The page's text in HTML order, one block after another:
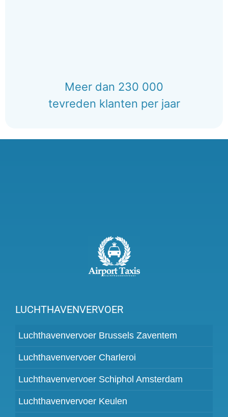
Meer dan 230 000
tevreden klanten per jaar
LUCHTHAVENVERVOER
Luchthavenvervoer Brussels Zaventem
Luchthavenvervoer Charleroi
Luchthavenvervoer Schiphol Amsterdam
Luchthavenvervoer Keulen